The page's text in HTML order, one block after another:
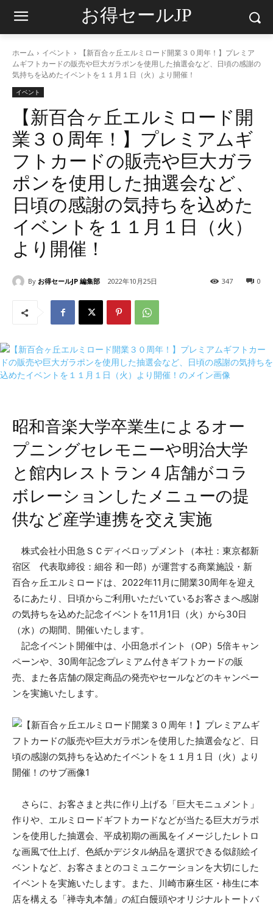
お得セールJP
ホーム イベント
【新百合ヶ丘エルミロード開業３０周年！】プレミア
ムギフトカードの販売や巨大ガラポンを使用した抽選会など、日頃の感謝の
気持ちを込めたイベントを１１月１日（火）より開催！
イベント
【新百合ヶ丘エルミロード開
業３０周年！】プレミアムギ
フトカードの販売や巨大ガラ
ポンを使用した抽選会など、
日頃の感謝の気持ちを込めた
イベントを１１月１日（火）
より開催！
By お得セールJP 編集部 2022年10月25日 0
347
昭和音楽大学卒業生によるオー
プニングセレモニーや明治大学
と館内レストラン４店舗がコラ
ボレーションしたメニューの提
供など産学連携を交え実施
株式会社小田急ＳＣディベロップメント（本社：東京都新
宿区 代表取締役：細谷 和一郎）が運営する商業施設・新
百合ヶ丘エルミロードは、2022年11月に開業30周年を迎え
るにあたり、日頃からご利用いただいているお客さまへ感謝
の気持ちを込めた記念イベントを11月1日（火）から30日
（水）の期間、開催いたします。
記念イベント開催中は、小田急ポイント（OP）5倍キャン
ペーンや、30周年記念プレミアム付きギフトカードの販
売、また各店舗の限定商品の発売やセールなどのキャンペー
ンを実施いたします。
さらに、お客さまと共に作り上げる「巨大モニュメント」
作りや、エルミロードギフトカードなどが当たる巨大ガラポ
ンを使用した抽選会、平成初期の画風をイメージしたレトロ
な画風で仕上げ、色紙かデジタル納品を選択できる似顔絵イ
ベントなど、お客さまとのコミュニケーションを大切にした
イベントを実施いたします。また、川崎市麻生区・柿生に本
店を構える「禅寺丸本舗」の紅白饅頭やオリジナルトートバ